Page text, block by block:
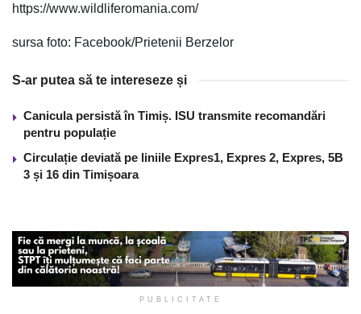
https://www.wildliferomania.com/
sursa foto: Facebook/Prietenii Berzelor
S-ar putea să te intereseze și
Canicula persistă în Timiș. ISU transmite recomandări
pentru populație
Circulație deviată pe liniile Expres1, Expres 2, Expres, 5B
3 și 16 din Timișoara
PUBLICITATE